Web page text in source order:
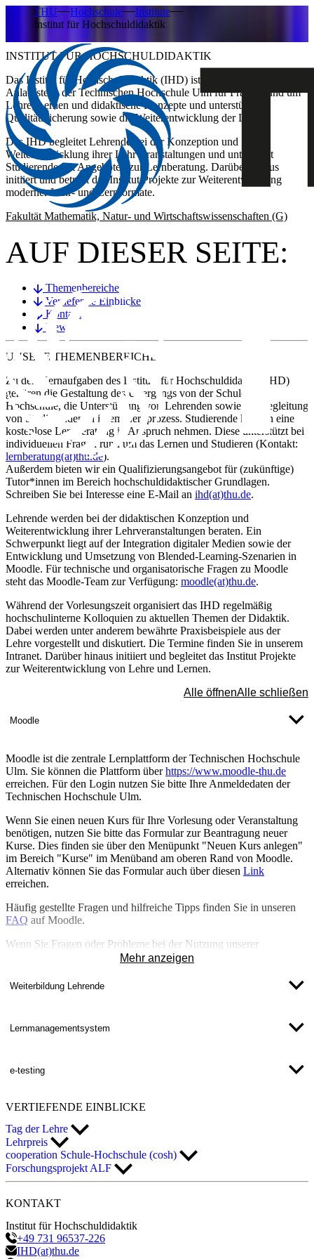
THU Hochschule
Institute
Institut für Hochschuldidaktik
INSTITUT FÜR HOCHSCHULDIDAKTIK
Das Institut für Hochschuldidaktik (IHD) ist die zentrale
Anlaufstelle der Technischen Hochschule Ulm für Fragen rund um
Lehre, Lernen und didaktische Konzepte und unterstützt die
Qualitätssicherung sowie die Weiterentwicklung der Lehre.
Das IHD begleitet Lehrende bei der Konzeption und
Weiterentwicklung ihrer Lehrveranstaltungen und unterstützt
Studierende mit Angeboten zur Lernberatung. Darüber hinaus
initiiert und betreut das Institut Projekte zur Weiterentwicklung
moderner Lehr- und Lernformate.
Fakultät Mathematik, Natur- und Wirtschaftswissenschaften (G)
AUF DIESER SEITE:
Themenbereiche
Vertiefende Einblicke
Kontakt
News
UNSERE THEMENBEREICHE
Zu den Kernaufgaben des Instituts für Hochschuldidaktik (IHD)
gehören die Gestaltung des Übergangs von der Schule zur
Hochschule, die Unterstützung von Lehrenden sowie die Begleitung
von Studierenden in ihrem Lernprozess. Studierende können eine
kostenlose Lernberatung in Anspruch nehmen. Diese unterstützt bei
individuellen Fragen rund um das Lernen und Studieren (Kontakt:
lernberatung(at)thu.de).
Außerdem bieten wir ein Qualifizierungsangebot für (zukünftige)
Tutor*innen im Bereich hochschuldidaktischer Grundlagen.
Schreiben Sie bei Interesse eine E-Mail an ihd(at)thu.de.
Lehrende werden bei der didaktischen Konzeption und
Weiterentwicklung ihrer Lehrveranstaltungen beraten. Ein
Schwerpunkt liegt auf der Integration digitaler Medien sowie der
Entwicklung und Umsetzung von Blended-Learning-Szenarien in
Moodle. Für technische und organisatorische Fragen zu Moodle
steht das Moodle-Team zur Verfügung: moodle(at)thu.de.
Während der Vorlesungszeit organisiert das IHD regelmäßig
hochschulinterne Kolloquien zu aktuellen Themen der Didaktik.
Dabei werden unter anderem bewährte Praxisbeispiele aus der
Lehre vorgestellt und diskutiert. Die Termine finden Sie in unserem
Intranet. Darüber hinaus initiiert und begleitet das Institut Projekte
zur Weiterentwicklung von Lehre und Lernen.
Alle öffnenAlle schließen
Moodle
Moodle ist die zentrale Lernplattform der Technischen Hochschule
Ulm​​​. Sie können die Plattform überhttps://www.moodle-thu.de
erreichen. Für den Login nutzen Sie bitte Ihre Anmeldedaten der
Technischen Hochschule Ulm.
Wenn Sie einen neuen Kurs für Ihre Vorlesung oder Veranstaltung
benötigen, nutzen Sie bitte das Formular zur Beantragung neuer
Kurse. Dies finden sie über den Menüpunkt "Neuen Kurs anlegen"
im Bereich "Kurse" im Menüband am oberen Rand von Moodle.
Alternativ können Sie das Formular auch über diesen Link
erreichen.
Häufig gestellte Fragen und hilfreiche Tipps finden Sie in unseren
FAQ auf Moodle.
Wenn Sie Fragen oder Probleme bei der Nutzung unserer
Lernplattform haben, helfen und beraten Sie gerne. Schreiben Sie
Mehr anzeigen
Weiterbildung Lehrende
Lernmanagementsystem
e-testing
VERTIEFENDE EINBLICKE
Tag der Lehre
Lehrpreis
cooperation Schule-Hochschule (cosh)
Forschungsprojekt ALF
KONTAKT
Institut für Hochschuldidaktik
+49 731 96537-226
IHD(at)thu.de